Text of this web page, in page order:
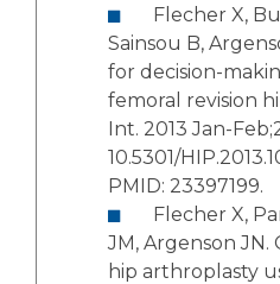
Sainsou B,
for decision-making in
femoral revision
Int. 2013 Jan-
10.5301/
PMID: 23397199.
JM, Argenson JN.
hip arthroplasty